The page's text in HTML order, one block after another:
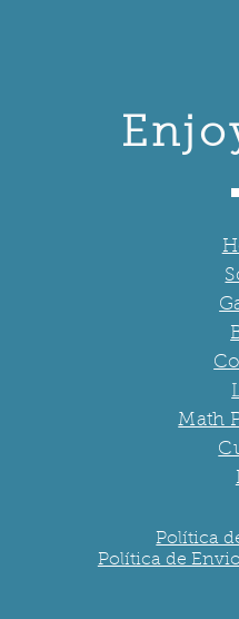
Math
Política
Política de